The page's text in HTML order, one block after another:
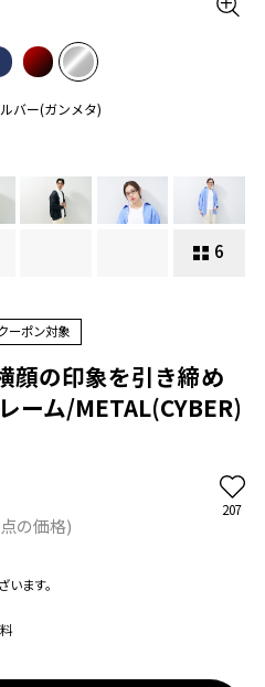
バー(ガンメタ)
6
ーポン対象
顔の印象を引き締め
ーム/METAL(CYBER)
の価格)
207
ます。